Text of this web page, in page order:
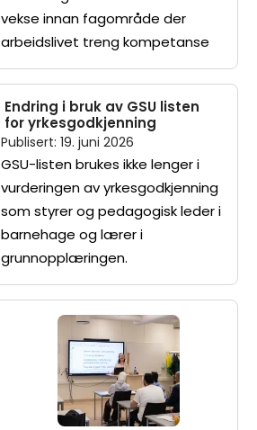
vekse innan fagområde der
arbeidslivet treng kompetanse
Endring i bruk av GSU listen
for yrkesgodkjenning
Publisert: 19. juni 2026
GSU-listen brukes ikke lenger i
vurderingen av yrkesgodkjenning
som styrer og pedagogisk leder i
barnehage og lærer i
grunnopplæringen.